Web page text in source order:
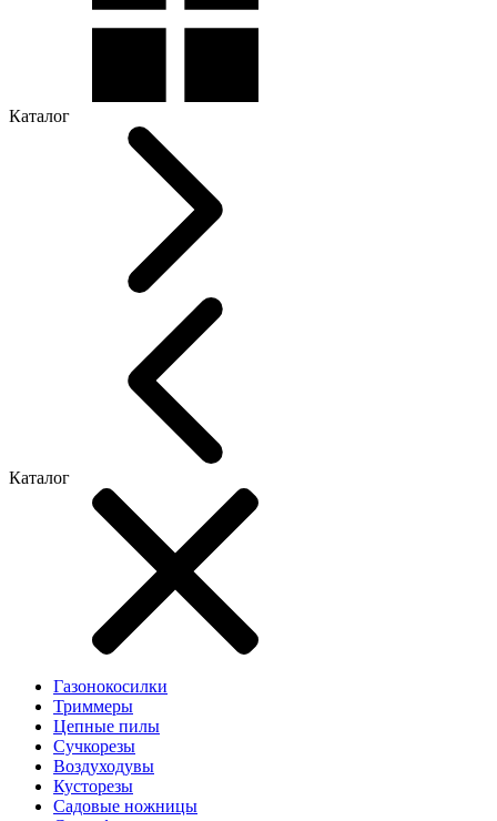
Каталог
Каталог
Газонокосилки
Триммеры
Цепные пилы
Cучкорезы
Воздуходувы
Кусторезы
Садовые ножницы